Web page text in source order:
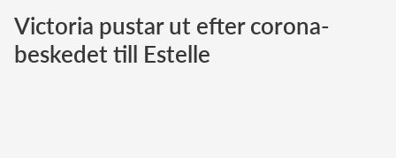
Norska kungahuset
Danska kungahuset
Victoria pustar ut efter corona-
beskedet till Estelle